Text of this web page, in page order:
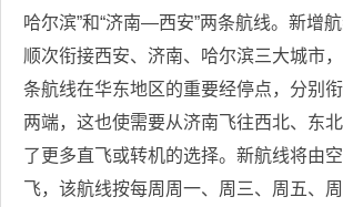
哈尔滨”和“济南—西安”两条航线。新增
顺次衔接西安、济南、哈尔滨三大城市
条航线在华东地区的重要经停点，分别
两端，这也使需要从济南飞往西北、东
了更多直飞或转机的选择。新航线将由
飞，该航线按每周周一、周三、周五、